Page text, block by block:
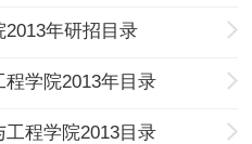
年研招目录
学院2013年目录
程学院2013目录